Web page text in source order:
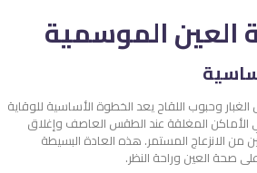
وحبوب اللقاح يعد الخطوة الأساسية للوقاية
الأماكن المغلقة عند الطقس العاصف وإغلاق
من الانزعاج المستمر. هذه العادة البسيطة
صحة العين وراحة النظر.